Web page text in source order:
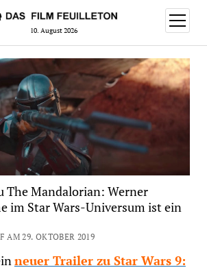
10. August 2026
Menü
öffnen
The Mandalorian: Werner
im Star Wars-Universum ist ein
AM 29. OKTOBER 2019
neuer Trailer zu Star Wars 9: